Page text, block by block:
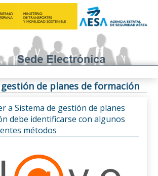
de planes de formación
a Sistema de gestión de planes
debe identificarse con algunos
métodos